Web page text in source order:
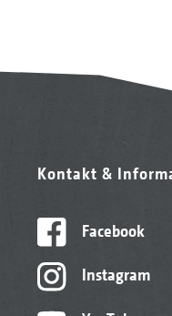
Kontakt &
Facebook
Instagram